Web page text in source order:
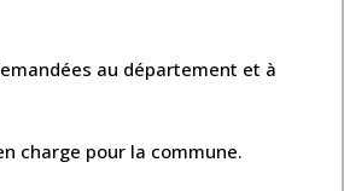
au département et à
charge pour la commune.